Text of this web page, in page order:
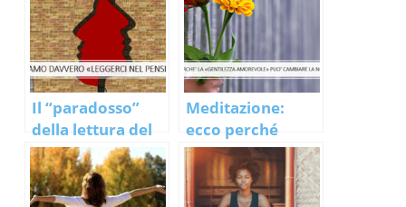
Il “paradosso”
della lettura del
pensiero… “so
davvero che cosa
pensi?”
Meditazione:
ecco perché
dovresti coltivare
la tua “gentilezza
amorevole”…